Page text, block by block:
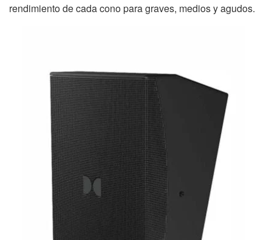
rendimiento de cada cono para graves, medios y agudos.